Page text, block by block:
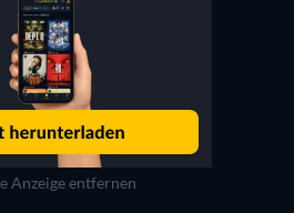
Anzeige entfernen